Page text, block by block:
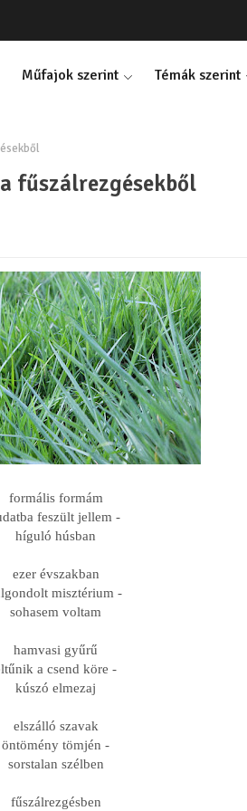
Műfajok szerint Témák szerint
fűszálrezgésekből
formális formám
feszült jellem -
híguló húsban
ezer évszakban
misztérium -
sohasem voltam
hamvasi gyűrű
a csend köre -
kúszó elmezaj
elszálló szavak
öntömény tömjén -
sorstalan szélben
fűszálrezgésben